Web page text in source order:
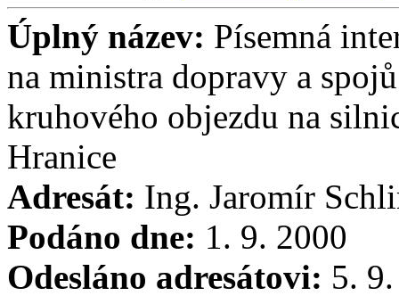
Úplný název: Písemná
na ministra dopravy a
kruhového objezdu na
Hranice
Adresát: Ing. Jaromír
Podáno dne: 1. 9. 2000
Odesláno adresátovi: 5.